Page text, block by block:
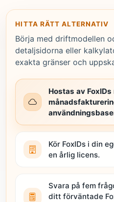
HITTA RÄTT ALTERNATIV
Börja med driftmodellen
detaljsidorna eller
exakta gränser och
Hostas av FoxIDs
Kör FoxIDs i din
en årlig licens.
Svara på fem
ditt förväntade